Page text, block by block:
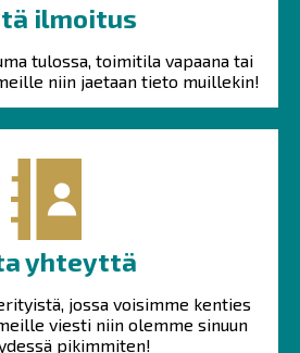
ilmoitus
tulossa, toimitila vapaana tai
niin jaetaan tieto muillekin!
yhteyttä
jossa voisimme kenties
viesti niin olemme sinuun
pikimmiten!